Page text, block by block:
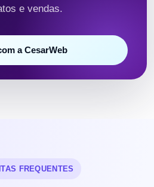
e vendas.
a CesarWeb
FREQUENTES